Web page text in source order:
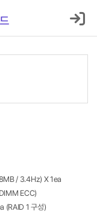
/ 3.4Hz) X 1ea
ECC)
(RAID 1 구성)